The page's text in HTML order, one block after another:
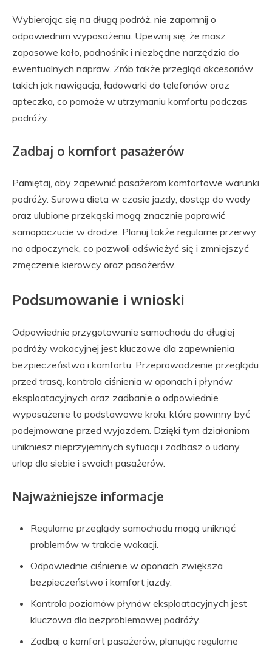
Wybierając się na długą podróż, nie zapomnij o
odpowiednim wyposażeniu. Upewnij się, że masz
zapasowe koło, podnośnik i niezbędne narzędzia do
ewentualnych napraw. Zrób także przegląd akcesoriów
takich jak nawigacja, ładowarki do telefonów oraz
apteczka, co pomoże w utrzymaniu komfortu podczas
podróży.
Zadbaj o komfort pasażerów
Pamiętaj, aby zapewnić pasażerom komfortowe warunki
podróży. Surowa dieta w czasie jazdy, dostęp do wody
oraz ulubione przekąski mogą znacznie poprawić
samopoczucie w drodze. Planuj także regularne przerwy
na odpoczynek, co pozwoli odświeżyć się i zmniejszyć
zmęczenie kierowcy oraz pasażerów.
Podsumowanie i wnioski
Odpowiednie przygotowanie samochodu do długiej
podróży wakacyjnej jest kluczowe dla zapewnienia
bezpieczeństwa i komfortu. Przeprowadzenie przeglądu
przed trasą, kontrola ciśnienia w oponach i płynów
eksploatacyjnych oraz zadbanie o odpowiednie
wyposażenie to podstawowe kroki, które powinny być
podejmowane przed wyjazdem. Dzięki tym działaniom
unikniesz nieprzyjemnych sytuacji i zadbasz o udany
urlop dla siebie i swoich pasażerów.
Najważniejsze informacje
Regularne przeglądy samochodu mogą uniknąć
problemów w trakcie wakacji.
Odpowiednie ciśnienie w oponach zwiększa
bezpieczeństwo i komfort jazdy.
Kontrola poziomów płynów eksploatacyjnych jest
kluczowa dla bezproblemowej podróży.
Zadbaj o komfort pasażerów, planując regularne